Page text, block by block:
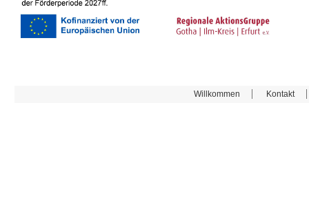
Willkommen Kontakt